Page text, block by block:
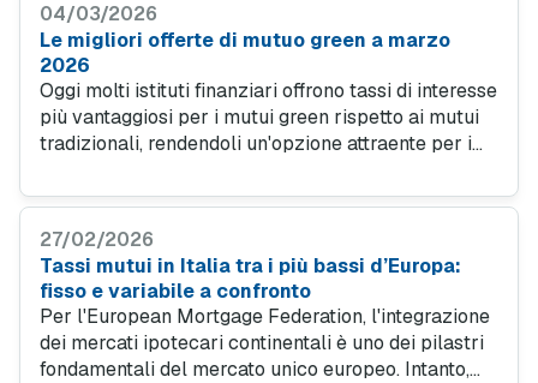
04/03/2026
Le migliori offerte di mutuo green a marzo
2026
Oggi molti istituti finanziari offrono tassi di interesse
più vantaggiosi per i mutui green rispetto ai mutui
tradizionali, rendendoli un'opzione attraente per i
tassi di interesse: investire in un immobile a basso
bollette mensili.
27/02/2026
Tassi mutui in Italia tra i più bassi d’Europa:
fisso e variabile a confronto
Per l'European Mortgage Federation, l'integrazione
dei mercati ipotecari continentali è uno dei pilastri
fondamentali del mercato unico europeo. Intanto,